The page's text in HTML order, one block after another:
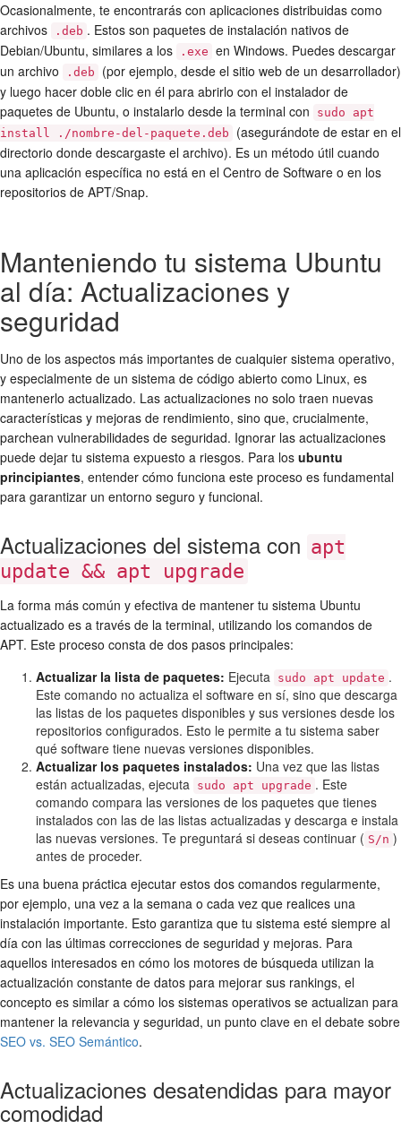
Ocasionalmente, te encontrarás con aplicaciones distribuidas como
archivos
.deb . Estos son paquetes de instalación nativos de
Debian/Ubuntu, similares a los
.exe en Windows. Puedes descargar
un archivo
.deb
(por ejemplo, desde el sitio web de un desarrollador)
y luego hacer doble clic en él para abrirlo con el instalador de
paquetes de Ubuntu, o instalarlo desde la terminal con
sudo apt
install ./nombre-del-paquete.deb
(asegurándote de estar en el
directorio donde descargaste el archivo). Es un método útil cuando
una aplicación específica no está en el Centro de Software o en los
repositorios de APT/Snap.
Manteniendo tu sistema Ubuntu
al día: Actualizaciones y
seguridad
Uno de los aspectos más importantes de cualquier sistema operativo,
y especialmente de un sistema de código abierto como Linux, es
mantenerlo actualizado. Las actualizaciones no solo traen nuevas
características y mejoras de rendimiento, sino que, crucialmente,
parchean vulnerabilidades de seguridad. Ignorar las actualizaciones
puede dejar tu sistema expuesto a riesgos. Para los ubuntu
principiantes, entender cómo funciona este proceso es fundamental
para garantizar un entorno seguro y funcional.
Actualizaciones del sistema con apt
update && apt upgrade
La forma más común y efectiva de mantener tu sistema Ubuntu
actualizado es a través de la terminal, utilizando los comandos de
APT. Este proceso consta de dos pasos principales:
Actualizar la lista de paquetes: Ejecuta sudo apt update .
Este comando no actualiza el software en sí, sino que descarga
las listas de los paquetes disponibles y sus versiones desde los
repositorios configurados. Esto le permite a tu sistema saber
qué software tiene nuevas versiones disponibles.
Actualizar los paquetes instalados: Una vez que las listas
están actualizadas, ejecuta sudo apt upgrade . Este
comando compara las versiones de los paquetes que tienes
instalados con las de las listas actualizadas y descarga e instala
las nuevas versiones. Te preguntará si deseas continuar ( S/n )
antes de proceder.
Es una buena práctica ejecutar estos dos comandos regularmente,
por ejemplo, una vez a la semana o cada vez que realices una
instalación importante. Esto garantiza que tu sistema esté siempre al
día con las últimas correcciones de seguridad y mejoras. Para
aquellos interesados en cómo los motores de búsqueda utilizan la
actualización constante de datos para mejorar sus rankings, el
concepto es similar a cómo los sistemas operativos se actualizan para
mantener la relevancia y seguridad, un punto clave en el debate sobre
SEO vs. SEO Semántico.
Actualizaciones desatendidas para mayor
comodidad